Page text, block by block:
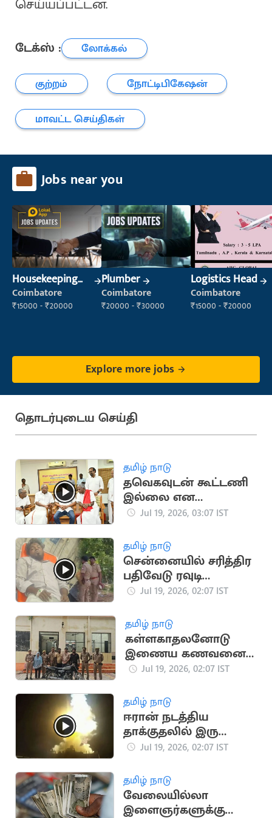
செய்யப்பட்டன.
டேக்ஸ் :
லோக்கல்
குற்றம்
நோட்டிபிகேஷன்
மாவட்ட செய்திகள்
Jobs near you
Housekeeping
Staff
(Housekeeping)
Coimbatore
₹15000 - ₹20000
Plumber
Coimbatore
₹20000 - ₹30000
Logistics Head
Coimbatore
₹15000 - ₹20000
Explore more jobs
தொடர்புடைய செய்தி
தமிழ் நாடு
தவெகவுடன் கூட்டணி
இல்லை என
அறிவித்த CPM
Jul 19, 2026, 03:07 IST
தமிழ் நாடு
சென்னையில் சரித்திர
பதிவேடு ரவுடி
துப்பாக்கியால்
Jul 19, 2026, 02:07 IST
தமிழ் நாடு
கள்ளகாதலனோடு
இணைய கணவனை
பாம்பை வைத்து
Jul 19, 2026, 02:07 IST
தமிழ் நாடு
ஈரான் நடத்திய
தாக்குதலில் இரு
அமெரிக்க வீரர்கள்
Jul 19, 2026, 02:07 IST
தமிழ் நாடு
வேலையில்லா
இளைஞர்களுக்கு